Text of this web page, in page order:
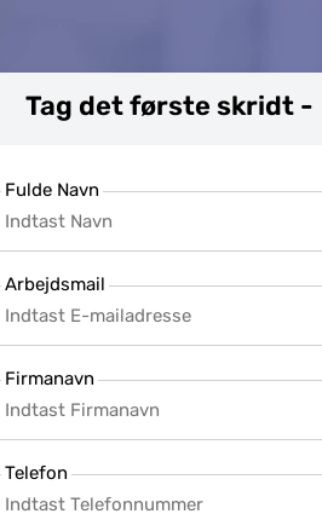
Tag det første skridt -
Fulde Navn
Arbejdsmail
Firmanavn
Telefon